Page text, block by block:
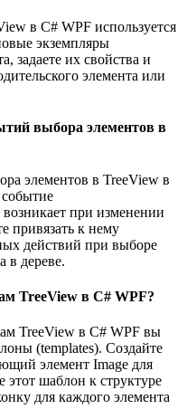
в C# WPF используется
экземпляры
задаете их свойства и
элемента или
выбора элементов в
элементов в TreeView в
при изменении
привязать к нему
действий при выборе
в дереве.
TreeView в C# WPF?
TreeView в C# WPF вы
(templates). Создайте
элемент Image для
шаблон к структуре
для каждого элемента